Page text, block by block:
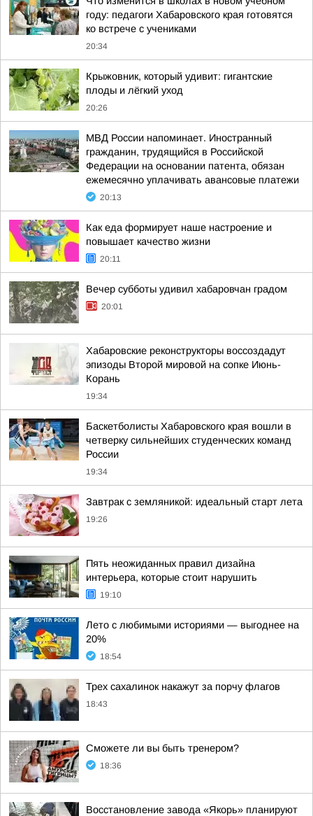
году: педагоги Хабаровского края готовятся
ко встрече с учениками
20:34
Крыжовник, который удивит: гигантские
плоды и лёгкий уход
20:26
МВД России напоминает. Иностранный
гражданин, трудящийся в Российской
Федерации на основании патента, обязан
ежемесячно уплачивать авансовые платежи
20:13
Как еда формирует наше настроение и
повышает качество жизни
20:11
Вечер субботы удивил хабаровчан градом
20:01
Хабаровские реконструкторы воссоздадут
эпизоды Второй мировой на сопке Июнь-
Корань
19:34
Баскетболисты Хабаровского края вошли в
четверку сильнейших студенческих команд
России
19:34
Завтрак с земляникой: идеальный старт лета
19:26
Пять неожиданных правил дизайна
интерьера, которые стоит нарушить
19:10
Лето с любимыми историями — выгоднее на
20%
18:54
Трех сахалинок накажут за порчу флагов
18:43
Сможете ли вы быть тренером?
18:36
Восстановление завода «Якорь» планируют